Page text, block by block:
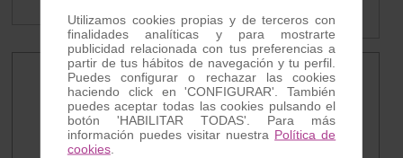
0.15 €
0.20 €
Utilizamos cookies propias y de terceros con
finalidades analíticas y para mostrarte
publicidad relacionada con tus preferencias a
partir de tus hábitos de navegación y tu perfil.
Puedes configurar o rechazar las cookies
haciendo click en 'CONFIGURAR'. También
puedes aceptar todas las cookies pulsando el
botón 'HABILITAR TODAS'. Para más
información puedes visitar nuestra Política de
cookies.